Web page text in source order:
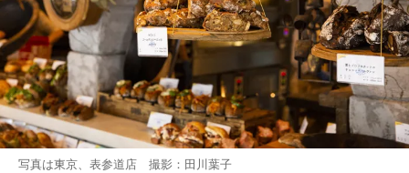
写真は東京、表参道店 撮影：田川葉子